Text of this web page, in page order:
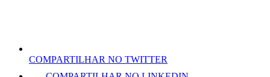
COMPARTILHAR NO TWITTER